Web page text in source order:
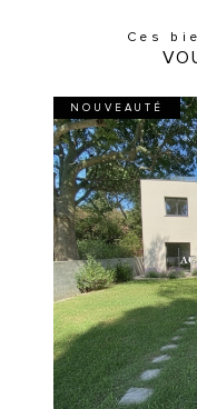
Ces
NOUVEAUTÉ